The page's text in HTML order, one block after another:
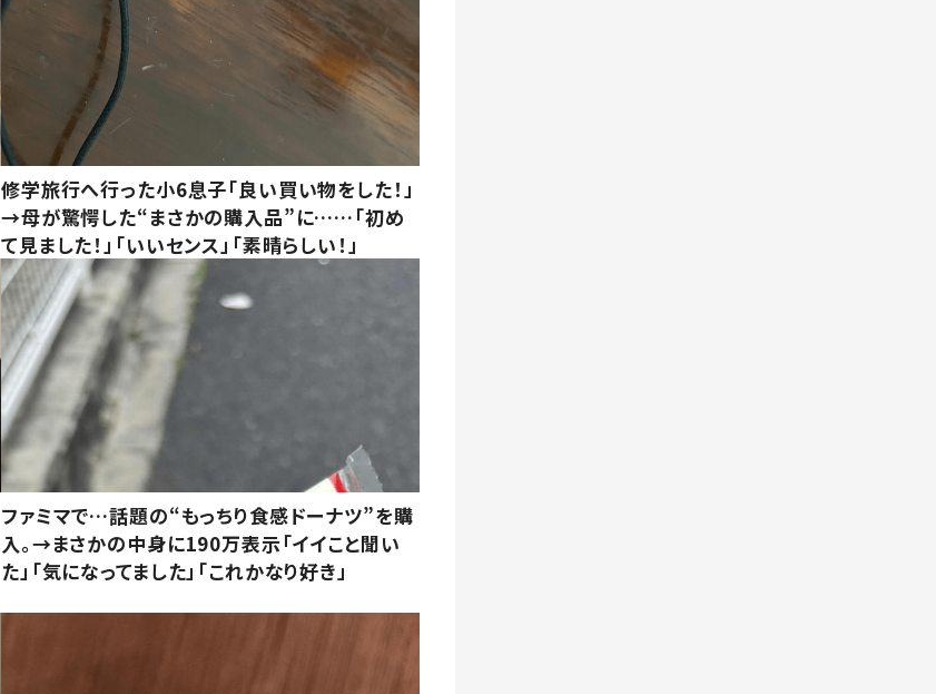
修学旅行へ行った小6息子「良い買い物をした！」
→母が驚愕した“まさかの購入品”に……「初め
て見ました！」「いいセンス」「素晴らしい！」
ファミマで…話題の“もっちり食感ドーナツ”を購
入。→まさかの中身に190万表示「イイこと聞い
た」「気になってました」「これかなり好き」